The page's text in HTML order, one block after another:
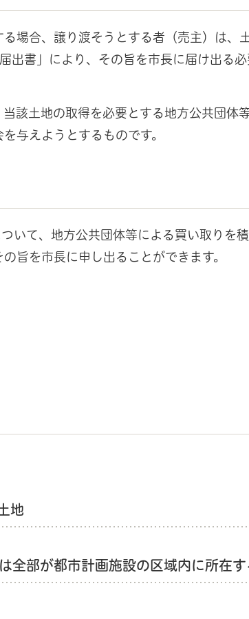
場合、譲り渡そうとする者（売主）は、
出書」により、その旨を市長に届け出る
該土地の取得を必要とする地方公共団体
与えようとするものです。
いて、地方公共団体等による買い取りを
旨を市長に申し出ることができます。
地
全部が都市計画施設の区域内に所在